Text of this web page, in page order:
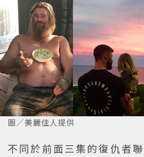
圖／美麗佳人提供
不同於前面三集的復仇者聯